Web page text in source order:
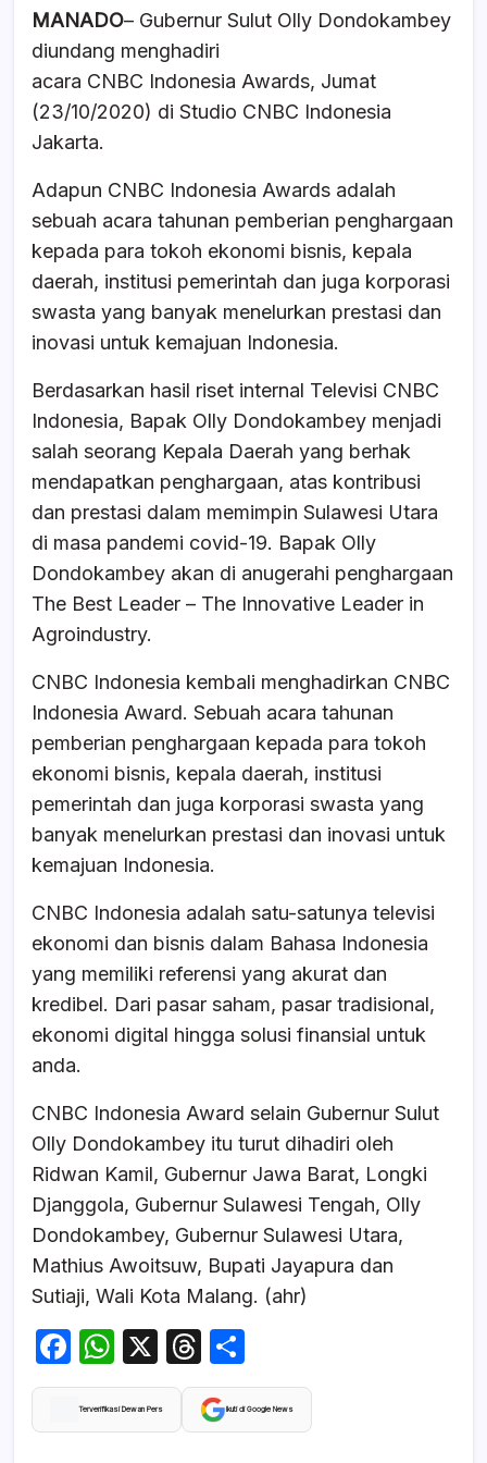
c
e
b
o
k
at
s
A
p
e
a
d
ar
e
MANADO– Gubernur Sulut Olly Dondokambey
diundang menghadiri
acara CNBC Indonesia Awards, Jumat
(23/10/2020) di Studio CNBC Indonesia
Jakarta.
Adapun CNBC Indonesia Awards adalah
sebuah acara tahunan pemberian penghargaan
kepada para tokoh ekonomi bisnis, kepala
daerah, institusi pemerintah dan juga korporasi
swasta yang banyak menelurkan prestasi dan
inovasi untuk kemajuan Indonesia.
Berdasarkan hasil riset internal Televisi CNBC
Indonesia, Bapak Olly Dondokambey menjadi
salah seorang Kepala Daerah yang berhak
mendapatkan penghargaan, atas kontribusi
dan prestasi dalam memimpin Sulawesi Utara
di masa pandemi covid-19. Bapak Olly
Dondokambey akan di anugerahi penghargaan
The Best Leader – The Innovative Leader in
Agroindustry.
CNBC Indonesia kembali menghadirkan CNBC
Indonesia Award. Sebuah acara tahunan
pemberian penghargaan kepada para tokoh
ekonomi bisnis, kepala daerah, institusi
pemerintah dan juga korporasi swasta yang
banyak menelurkan prestasi dan inovasi untuk
kemajuan Indonesia.
CNBC Indonesia adalah satu-satunya televisi
ekonomi dan bisnis dalam Bahasa Indonesia
yang memiliki referensi yang akurat dan
kredibel. Dari pasar saham, pasar tradisional,
ekonomi digital hingga solusi finansial untuk
anda.
CNBC Indonesia Award selain Gubernur Sulut
Olly Dondokambey itu turut dihadiri oleh
Ridwan Kamil, Gubernur Jawa Barat, Longki
Djanggola, Gubernur Sulawesi Tengah, Olly
Dondokambey, Gubernur Sulawesi Utara,
Mathius Awoitsuw, Bupati Jayapura dan
Sutiaji, Wali Kota Malang. (ahr)
F
a
c
W
h
at
X
T
hr
e
h
ar
Terverifikasi Dewan Pers Ikuti di Google News